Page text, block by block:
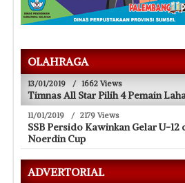
OLAHRAGA
13/01/2019 / 1662 Views
Timnas All Star Pilih 4 Pemain
11/01/2019 / 2179 Views
SSB Persido Kawinkan Gelar U-12
Noerdin Cup
ADVERTORIAL